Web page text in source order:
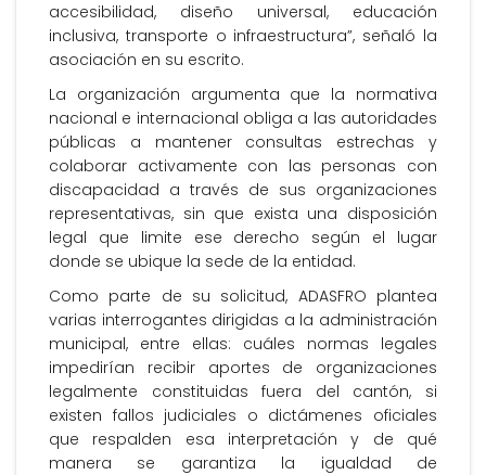
accesibilidad, diseño universal, educación
inclusiva, transporte o infraestructura”, señaló la
asociación en su escrito.
La organización argumenta que la normativa
nacional e internacional obliga a las autoridades
públicas a mantener consultas estrechas y
colaborar activamente con las personas con
discapacidad a través de sus organizaciones
representativas, sin que exista una disposición
legal que limite ese derecho según el lugar
donde se ubique la sede de la entidad.
Como parte de su solicitud, ADASFRO plantea
varias interrogantes dirigidas a la administración
municipal, entre ellas: cuáles normas legales
impedirían recibir aportes de organizaciones
legalmente constituidas fuera del cantón, si
existen fallos judiciales o dictámenes oficiales
que respalden esa interpretación y de qué
manera se garantiza la igualdad de